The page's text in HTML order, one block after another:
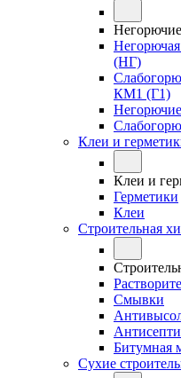
(НГ)
КМ1 (Г1)
Клеи и
Клеи и
Герметики
Клеи
Строительная
Смывки
Битумная
Сухие